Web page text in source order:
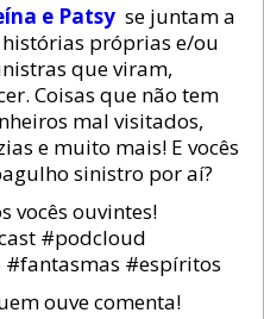
e Patsy se juntam a
próprias e/ou
que viram,
Coisas que não tem
mal visitados,
e muito mais! E vocês
sinistro por aí?
vocês ouvintes!
#podcloud
#espíritos
ouve comenta!